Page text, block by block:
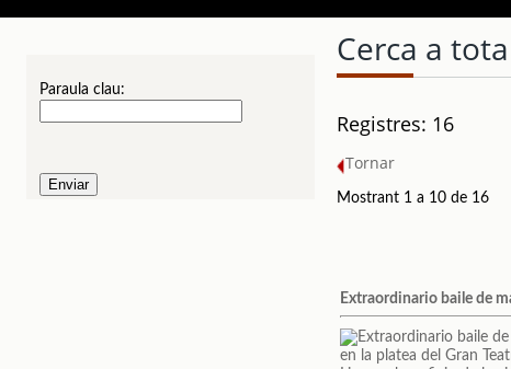
Paraula clau:
Cerca a
Registres: 16
Tornar
Mostrant 1 a 10 de 16
Extraordinario baile de